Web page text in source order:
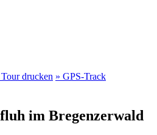
Tour drucken » GPS-Track
im Bregenzerwald